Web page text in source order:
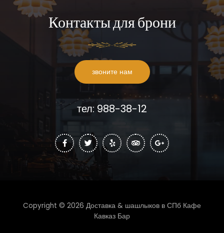
Контакты для брони
звоните нам
тел: 988-38-12
Copyright © 2026 Доставка & шашлыков в СПб Кафе
Кавказ Бар